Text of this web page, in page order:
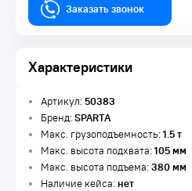
Заказать звонок
Характеристики
Артикул:50383
Бренд:SPARTA
Макс. грузоподъемность:1.5 т
Макс. высота подхвата:105 мм
Макс. высота подъема:380 мм
Наличие кейса:нет